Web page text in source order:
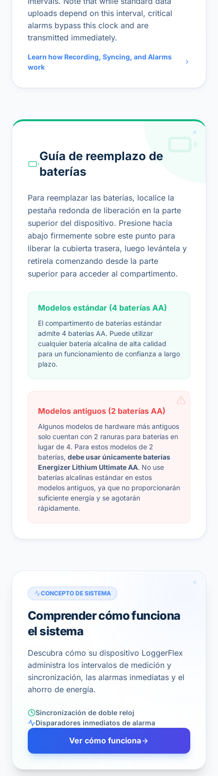
uploads depend on this interval, critical
alarms bypass this clock and are
transmitted immediately.
Learn how Recording, Syncing, and Alarms
work
Guía de reemplazo de
baterías
Para reemplazar las baterías, localice la
pestaña redonda de liberación en la parte
superior del dispositivo. Presione hacia
abajo firmemente sobre este punto para
liberar la cubierta trasera, luego levántela y
retírela comenzando desde la parte
superior para acceder al compartimento.
Modelos estándar (4 baterías AA)
El compartimento de baterías estándar
admite 4 baterías AA. Puede utilizar
cualquier batería alcalina de alta calidad
para un funcionamiento de confianza a largo
plazo.
Modelos antiguos (2 baterías AA)
Algunos modelos de hardware más antiguos
solo cuentan con 2 ranuras para baterías en
lugar de 4. Para estos modelos de 2
baterías, debe usar únicamente baterías
Energizer Lithium Ultimate AA. No use
baterías alcalinas estándar en estos
modelos antiguos, ya que no proporcionarán
suficiente energía y se agotarán
rápidamente.
CONCEPTO DE SISTEMA
Comprender cómo funciona
el sistema
Descubra cómo su dispositivo LoggerFlex
administra los intervalos de medición y
sincronización, las alarmas inmediatas y el
ahorro de energía.
Sincronización de doble reloj
Disparadores inmediatos de alarma
Ver cómo funciona